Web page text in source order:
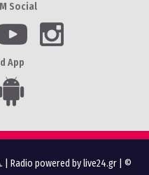
Social
App
Radio powered by live24.gr | ©